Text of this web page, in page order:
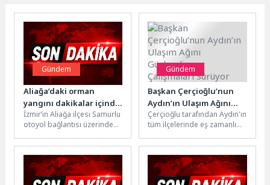
Gündem
Aliağa’daki orman
yangını dakikalar içinde
kontrol altına alındı
İzmir’in Aliağa ilçesi Samurlu
otoyol bağlantısı üzerinde
itfaiyesi ve Orman Bölge...
Gündem
Başkan Çerçioğlu’nun
Aydın’ın Ulaşım Ağını
Güçlendiren Çalışmaları
Sürüyor
Çerçioğlu tarafından Aydın'ın
tüm ilçelerinde eş zamanlı
yatırım, çalışma ve hizmetler
devam ediyor.Aydın...